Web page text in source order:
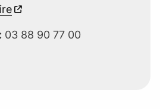
03 88 90 77 00